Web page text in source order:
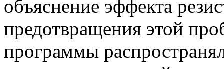
объяснение эффекта
предотвращения этой
программы